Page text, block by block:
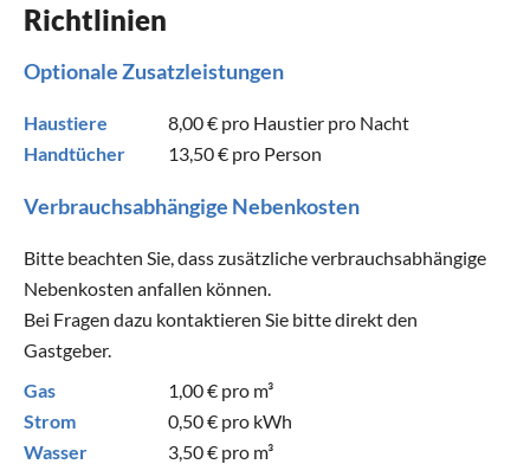
Richtlinien
Optionale Zusatzleistungen
Haustiere 8,00 € pro Haustier pro Nacht
Handtücher
13,50 € pro Person
Verbrauchsabhängige Nebenkosten
Bitte beachten Sie, dass zusätzliche verbrauchsabhängige
Nebenkosten anfallen können.
Bei Fragen dazu kontaktieren Sie bitte direkt den
Gastgeber.
Gas
1,00 € pro m³
Strom
0,50 € pro kWh
Wasser
3,50 € pro m³